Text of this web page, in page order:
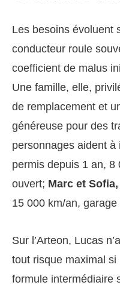
Les besoins évoluent
conducteur roule
coefficient de malus
Une famille, elle,
de remplacement et
généreuse pour des
personnages aident à
permis depuis 1 an, 8
ouvert; Marc et
15 000 km/an,
Sur l’Arteon, Lucas
tout risque maximal
formule intermédiaire